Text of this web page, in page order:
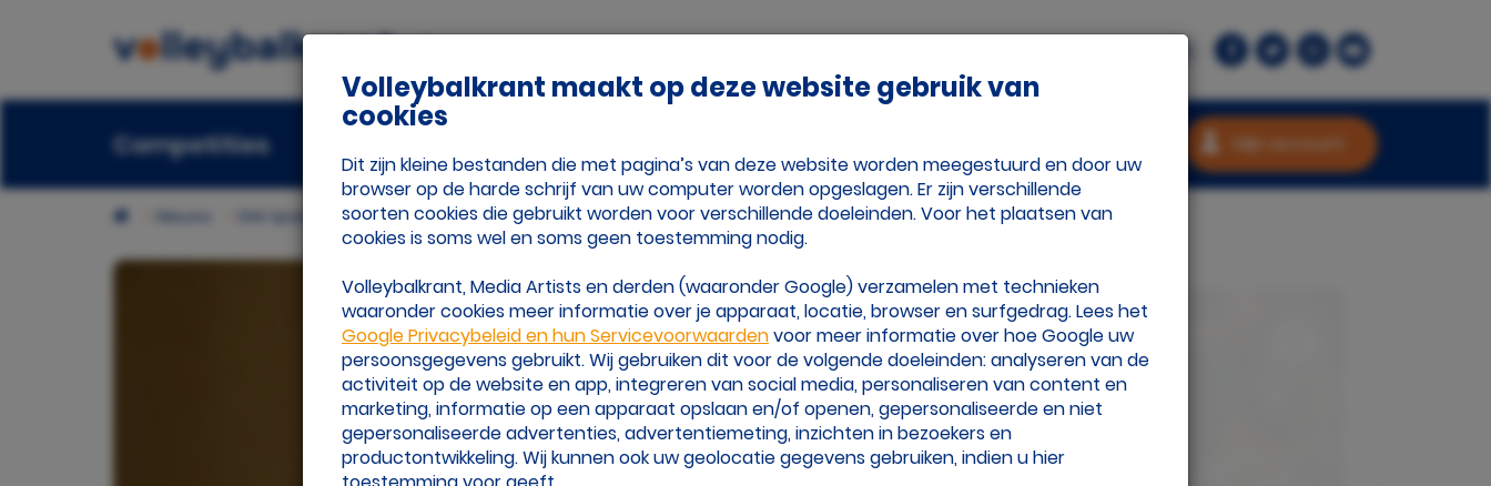
Competities Mijn account
Dirk Sparidans over zijn kijk op volleybal: "Ik wil graag zien dat het echt is"
Volleybalkrant maakt op deze website gebruik van
cookies
Dit zijn kleine bestanden die met pagina’s van deze website worden meegestuurd en door uw
browser op de harde schrijf van uw computer worden opgeslagen. Er zijn verschillende
soorten cookies die gebruikt worden voor verschillende doeleinden. Voor het plaatsen van
cookies is soms wel en soms geen toestemming nodig.
Volleybalkrant, Media Artists en derden (waaronder Google) verzamelen met technieken
waaronder cookies meer informatie over je apparaat, locatie, browser en surfgedrag. Lees het
Google Privacybeleid en hun Servicevoorwaardenvoor meer informatie over hoe Google uw
persoonsgegevens gebruikt. Wij gebruiken dit voor de volgende doeleinden: analyseren van de
activiteit op de website en app, integreren van social media, personaliseren van content en
marketing, informatie op een apparaat opslaan en/of openen, gepersonaliseerde en niet
gepersonaliseerde advertenties, advertentiemeting, inzichten in bezoekers en
productontwikkeling. Wij kunnen ook uw geolocatie gegevens gebruiken, indien u hier